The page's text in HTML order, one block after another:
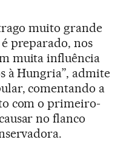
muito grande
preparado, nos
muita influência
à Hungria”, admite
comentando a
com o primeiro-
no flanco